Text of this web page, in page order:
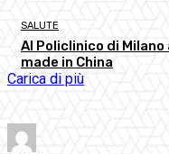
SALUTE
Al Policlinico di
made in China
Carica di più